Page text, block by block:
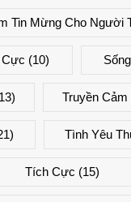
Tin Mừng Cho Người
Cực (10)
Truyền
Tình Yêu
Tích Cực (15)